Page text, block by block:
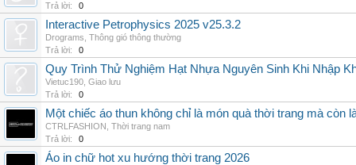
Trả lời:
0
Interactive Petrophysics 2025 v25.3.2
Drograms Thông gió thông thường
Trả lời:
0
Quy Trình Thử Nghiệm Hạt Nhựa Nguyên Sinh Khi Nhập
Vietuc190 Giao lưu
Trả lời:
0
Một chiếc áo thun không chỉ là món quà thời trang mà
CTRLFASHION Thời trang nam
Trả lời:
0
Áo in chữ hot xu hướng thời trang 2026